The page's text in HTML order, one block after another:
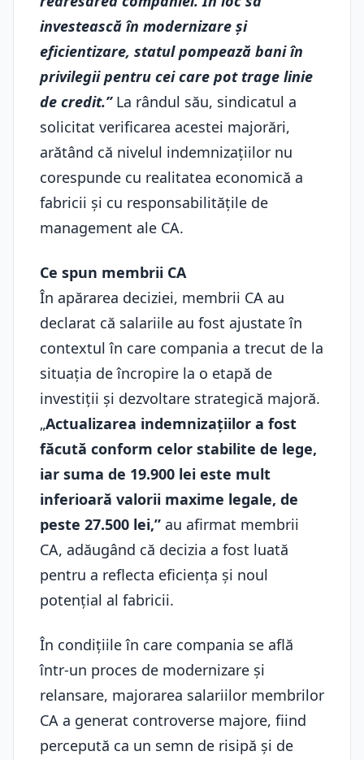
investească în modernizare și
eficientizare, statul pompează bani în
privilegii pentru cei care pot trage linie
de credit.”La rândul său, sindicatul a
solicitat verificarea acestei majorări,
arătând că nivelul indemnizațiilor nu
corespunde cu realitatea economică a
fabricii și cu responsabilitățile de
management ale CA.
Ce spun membrii CA
În apărarea deciziei, membrii CA au
declarat că salariile au fost ajustate în
contextul în care compania a trecut de la
situația de încropire la o etapă de
investiții și dezvoltare strategică majoră.
„Actualizarea indemnizațiilor a fost
făcută conform celor stabilite de lege,
iar suma de 19.900 lei este mult
inferioară valorii maxime legale, de
peste 27.500 lei,” au afirmat membrii
CA, adăugând că decizia a fost luată
pentru a reflecta eficiența și noul
potențial al fabricii.
În condițiile în care compania se află
într-un proces de modernizare și
relansare, majorarea salariilor membrilor
CA a generat controverse majore, fiind
percepută ca un semn de risipă și de